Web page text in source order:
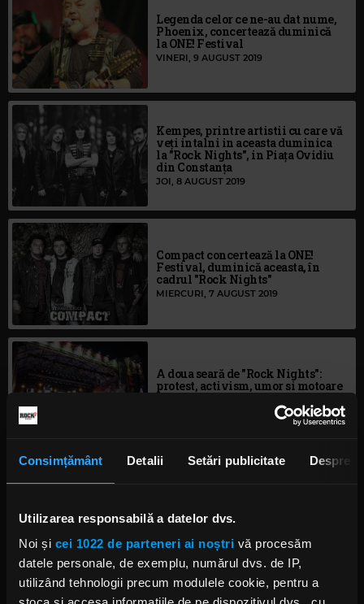
Consimțământ Detalii Setări publicitate Despre
Utilizarea responsabilă a datelor dvs.
Noi și cei 1022 de parteneri ai noștri vă procesăm
datele personale, de exemplu, numărul dvs. de IP,
utilizând tehnologii precum modulele cookie, pentru a
Legenda celor ce ne-au dat nume,
Phoenix, concertează duminică
la ONE! Festival
VINERI, 9 AUGUST 2019
Kempes, printre artistii cu care vă
veți intalni in aceasta duminica
la "Rock Nights", in Piața Ovidiu
din Constanța
JOI, 8 AUGUST 2019
Compact concertează la ONE!
Festival, duminică aceasta, în
cadrul "Rock Nights"
MIERCURI, 7 AUGUST 2019
A doua seară de "Rock Nights":
protest, activism, umor si motoare
cu: Timpuri Noi, Cargo și Vama
MARȚI, 6 AUGUST 2019